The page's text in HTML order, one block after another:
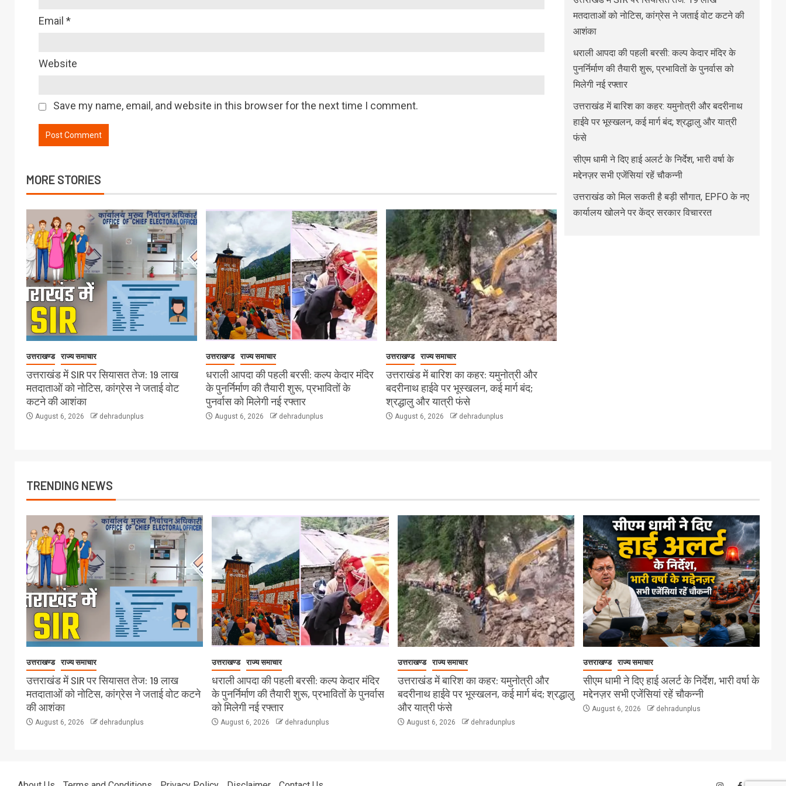
Email *
Website
Save my name, email, and website in this browser for the next time I comment.
MORE STORIES
उत्तराखण्ड राज्य समाचार
उत्तराखंड में SIR पर सियासत तेज: 19 लाख
मतदाताओं को नोटिस, कांग्रेस ने जताई वोट
कटने की आशंका
August 6, 2026 dehradunplus
उत्तराखण्ड राज्य समाचार
धराली आपदा की पहली बरसी: कल्प केदार मंदिर
के पुनर्निर्माण की तैयारी शुरू, प्रभावितों के
पुनर्वास को मिलेगी नई रफ्तार
August 6, 2026 dehradunplus
उत्तराखण्ड राज्य समाचार
उत्तराखंड में बारिश का कहर: यमुनोत्री और
बदरीनाथ हाईवे पर भूस्खलन, कई मार्ग बंद;
श्रद्धालु और यात्री फंसे
August 6, 2026 dehradunplus
मतदाताओं को नोटिस, कांग्रेस ने जताई वोट कटने की
आशंका
धराली आपदा की पहली बरसी: कल्प केदार मंदिर के
पुनर्निर्माण की तैयारी शुरू, प्रभावितों के पुनर्वास को
मिलेगी नई रफ्तार
उत्तराखंड में बारिश का कहर: यमुनोत्री और बदरीनाथ
हाईवे पर भूस्खलन, कई मार्ग बंद; श्रद्धालु और यात्री
फंसे
सीएम धामी ने दिए हाई अलर्ट के निर्देश, भारी वर्षा के
मद्देनज़र सभी एजेंसियां रहें चौकन्नी
उत्तराखंड को मिल सकती है बड़ी सौगात, EPFO के नए
कार्यालय खोलने पर केंद्र सरकार विचाररत
TRENDING NEWS
उत्तराखण्ड राज्य समाचार
उत्तराखंड में SIR पर सियासत तेज: 19 लाख
मतदाताओं को नोटिस, कांग्रेस ने जताई वोट कटने
की आशंका
August 6, 2026 dehradunplus
उत्तराखण्ड राज्य समाचार
धराली आपदा की पहली बरसी: कल्प केदार मंदिर
के पुनर्निर्माण की तैयारी शुरू, प्रभावितों के पुनर्वास
को मिलेगी नई रफ्तार
August 6, 2026 dehradunplus
उत्तराखण्ड राज्य समाचार
उत्तराखंड में बारिश का कहर: यमुनोत्री और
बदरीनाथ हाईवे पर भूस्खलन, कई मार्ग बंद; श्रद्धालु
और यात्री फंसे
August 6, 2026 dehradunplus
उत्तराखण्ड राज्य समाचार
सीएम धामी ने दिए हाई अलर्ट के निर्देश, भारी वर्षा के
मद्देनज़र सभी एजेंसियां रहें चौकन्नी
August 6, 2026 dehradunplus